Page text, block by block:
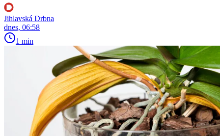
Jihlavská Drbna
dnes, 06:58
1 min